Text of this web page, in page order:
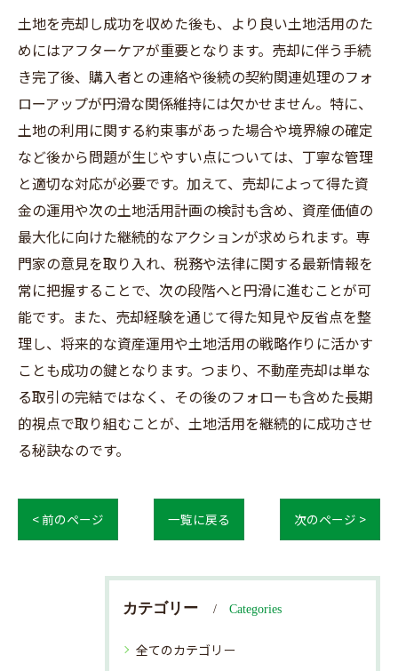
土地を売却し成功を収めた後も、より良い土地活用のた
めにはアフターケアが重要となります。売却に伴う手続
き完了後、購入者との連絡や後続の契約関連処理のフォ
ローアップが円滑な関係維持には欠かせません。特に、
土地の利用に関する約束事があった場合や境界線の確定
など後から問題が生じやすい点については、丁寧な管理
と適切な対応が必要です。加えて、売却によって得た資
金の運用や次の土地活用計画の検討も含め、資産価値の
最大化に向けた継続的なアクションが求められます。専
門家の意見を取り入れ、税務や法律に関する最新情報を
常に把握することで、次の段階へと円滑に進むことが可
能です。また、売却経験を通じて得た知見や反省点を整
理し、将来的な資産運用や土地活用の戦略作りに活かす
ことも成功の鍵となります。つまり、不動産売却は単な
る取引の完結ではなく、その後のフォローも含めた長期
的視点で取り組むことが、土地活用を継続的に成功させ
る秘訣なのです。
< 前のページ 一覧に戻る 次のページ >
カテゴリー Categories
全てのカテゴリー